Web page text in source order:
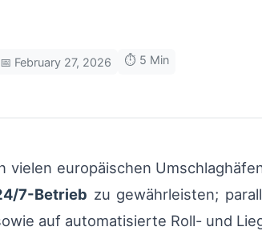
📅 February 27, 2026 ⏱️ 5 Min
vielen europäischen
7-Betrieb zu gewährleisten;
auf automatisierte Roll- und